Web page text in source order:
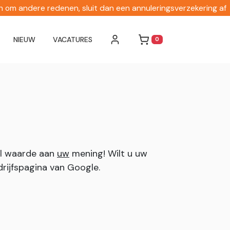
andere redenen, sluit dan een annuleringsverzekering af
NIEUW VACATURES WINKELWAGEN
0
waarde aan uw mening! Wilt u uw
van Google.